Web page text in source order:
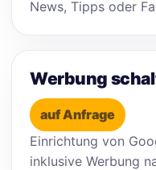
News, Tipps oder
Werbung
auf Anfrage
Einrichtung von
inklusive Werbung